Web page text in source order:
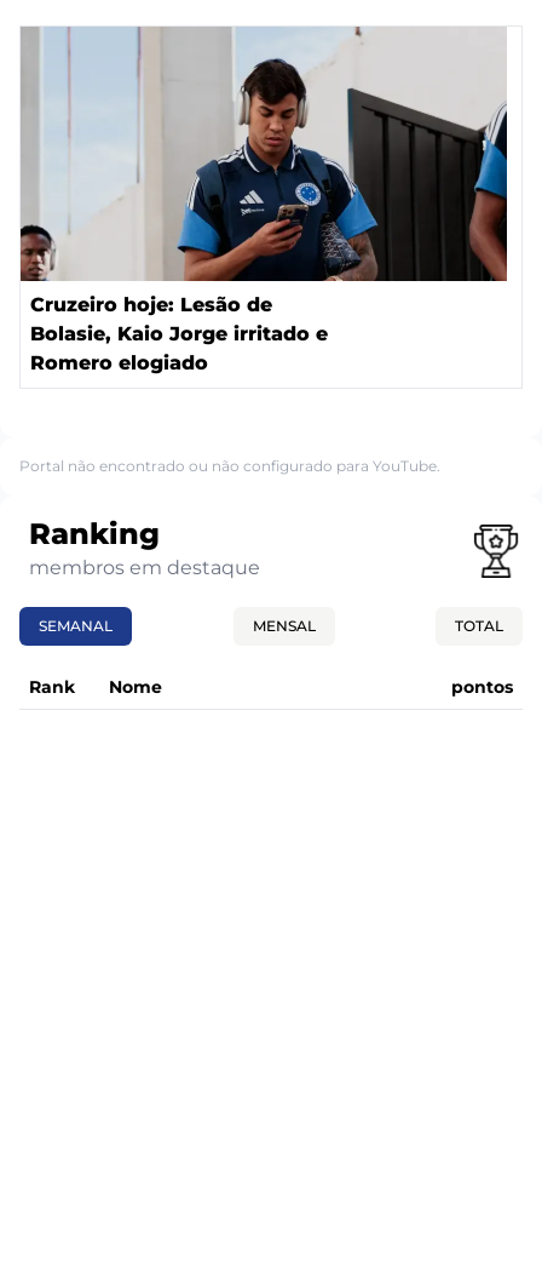
Cruzeiro hoje: Lesão de
Bolasie, Kaio Jorge irritado e
Romero elogiado
Portal não encontrado ou não configurado para YouTube.
Ranking
membros em destaque
SEMANAL MENSAL TOTAL
Rank Nome pontos